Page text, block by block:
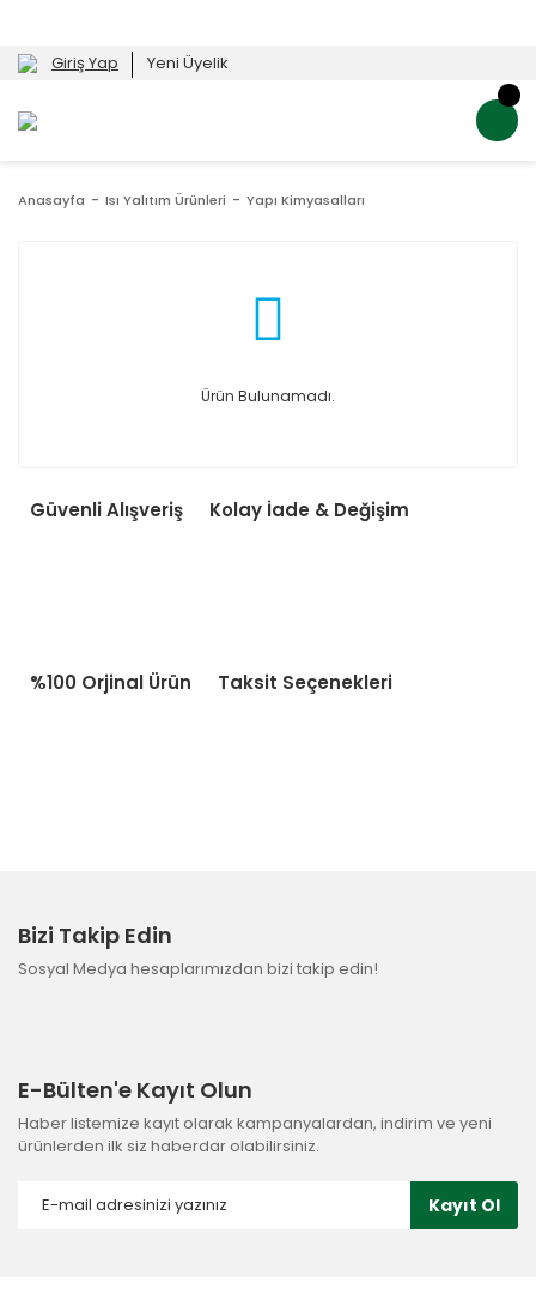
Giriş Yap Yeni Üyelik
Anasayfa Isı Yalıtım Ürünleri Yapı Kimyasalları
Ürün Bulunamadı.
Güvenli Alışveriş Kolay İade & Değişim
%100 Orjinal Ürün Taksit Seçenekleri
Bizi Takip Edin
Sosyal Medya hesaplarımızdan bizi takip edin!
E-Bülten'e Kayıt Olun
Haber listemize kayıt olarak kampanyalardan, indirim ve yeni
ürünlerden ilk siz haberdar olabilirsiniz.
Kayıt Ol